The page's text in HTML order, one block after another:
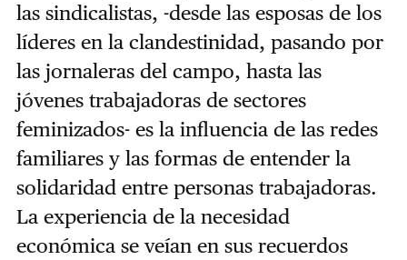
las sindicalistas, -desde las esposas de los
líderes en la clandestinidad, pasando por
las jornaleras del campo, hasta las
jóvenes trabajadoras de sectores
feminizados- es la influencia de las redes
familiares y las formas de entender la
solidaridad entre personas trabajadoras.
La experiencia de la necesidad
económica se veían en sus recuerdos